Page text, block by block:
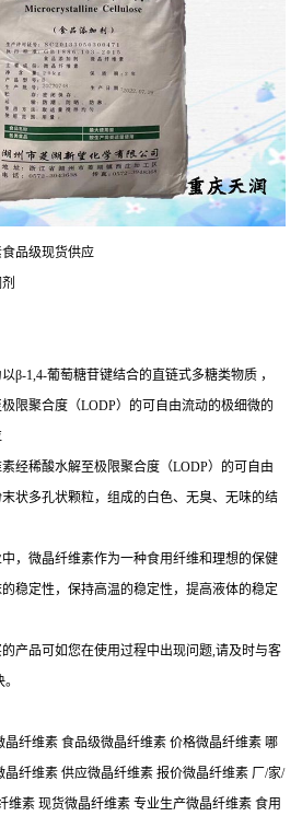
食品级现货供应
β-1,4-葡萄糖苷键结合的直链式多糖类物质 ，
限聚合度（LODP）的可自由流动的极细微的
素经稀酸水解至极限聚合度（LODP）的可自由
状多孔状颗粒，组成的白色、无臭、无味的结
中，微晶纤维素作为一种食用纤维和理想的保健
稳定性，保持高温的稳定性，提高液体的稳定
的产品可如您在使用过程中出现问题,请及时与客
晶纤维素 食品级微晶纤维素 价格微晶纤维素 哪
纤维素 供应微晶纤维素 报价微晶纤维素 厂/家/
维素 现货微晶纤维素 专业生产微晶纤维素 食用